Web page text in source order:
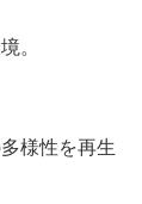
。
様性を再生